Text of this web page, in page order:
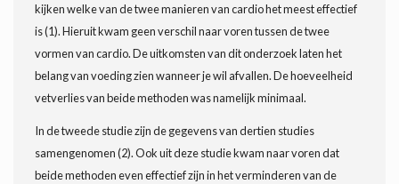
kijken welke van de twee manieren van cardio het meest effectief
is (1). Hieruit kwam geen verschil naar voren tussen de twee
vormen van cardio. De uitkomsten van dit onderzoek laten het
belang van voeding zien wanneer je wil afvallen. De hoeveelheid
vetverlies van beide methoden was namelijk minimaal.
In de tweede studie zijn de gegevens van dertien studies
samengenomen (2). Ook uit deze studie kwam naar voren dat
beide methoden even effectief zijn in het verminderen van de